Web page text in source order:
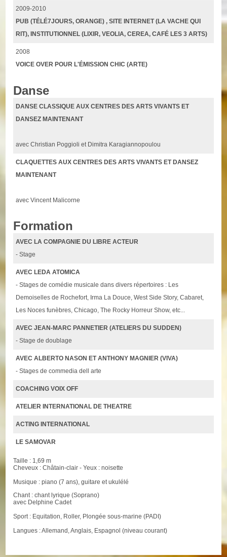
2009-2010
PUB (TÉLÉ7JOURS, ORANGE) , SITE INTERNET (LA VACHE QUI
RIT), INSTITUTIONNEL (LIXIR, VEOLIA, CEREA, CAFÉ LES 3 ARTS)
2008
VOICE OVER POUR L'ÉMISSION CHIC (ARTE)
Danse
DANSE CLASSIQUE AUX CENTRES DES ARTS VIVANTS ET
DANSEZ MAINTENANT
avec Christian Poggioli et Dimitra Karagiannopoulou
CLAQUETTES AUX CENTRES DES ARTS VIVANTS ET DANSEZ
MAINTENANT
avec Vincent Malicorne
Formation
AVEC LA COMPAGNIE DU LIBRE ACTEUR
- Stage
AVEC LEDA ATOMICA
- Stages de comédie musicale dans divers répertoires : Les
Demoiselles de Rochefort, Irma La Douce, West Side Story, Cabaret,
Les Noces funèbres, Chicago, The Rocky Horreur Show, etc...
AVEC JEAN-MARC PANNETIER (ATELIERS DU SUDDEN)
- Stage de doublage
AVEC ALBERTO NASON ET ANTHONY MAGNIER (VIVA)
- Stages de commedia dell arte
COACHING VOIX OFF
ATELIER INTERNATIONAL DE THEATRE
ACTING INTERNATIONAL
LE SAMOVAR
Taille : 1,69 m
Cheveux : Châtain-clair - Yeux : noisette
Musique : piano (7 ans), guitare et ukulélé
Chant : chant lyrique (Soprano)
avec Delphine Cadet
Sport : Equitation, Roller, Plongée sous-marine (PADI)
Langues : Allemand, Anglais, Espagnol (niveau courant)